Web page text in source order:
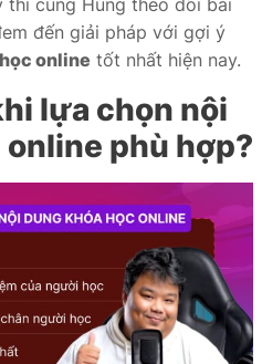
cùng Hùng theo dõi bài
đến giải pháp với gợi ý
online tốt nhất hiện nay.
lựa chọn nội
phù hợp?